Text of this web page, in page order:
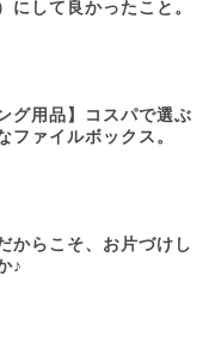
にして良かったこと。
グ用品】コスパで選ぶ
ファイルボックス。
からこそ、お片づけし
♪